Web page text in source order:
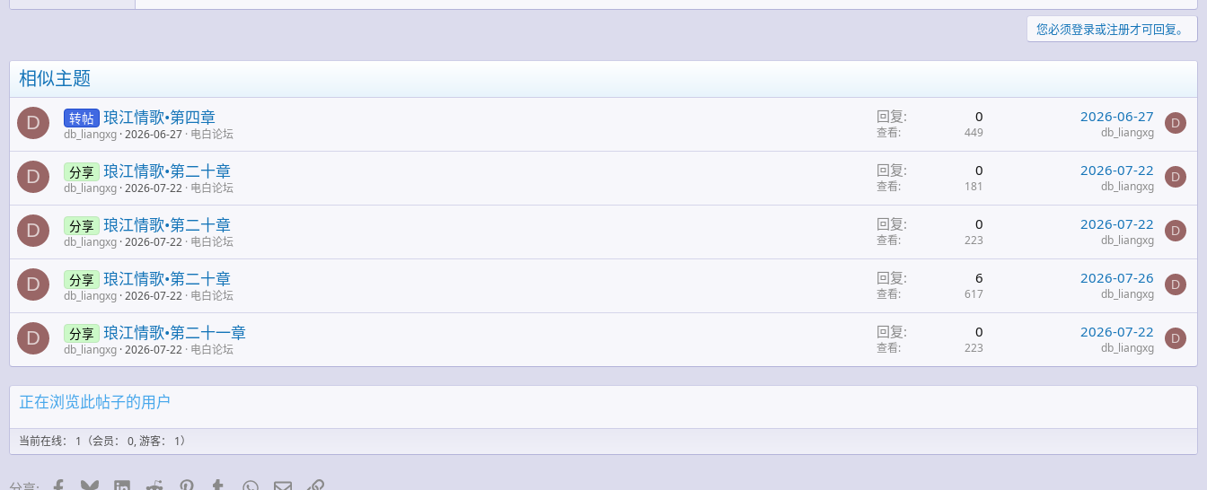
您必须登录或注册才可回复。
相似主题
D 转帖 琅江情歌•第四章
db_liangxg 2026-06-27 电白论坛
回复 0
查看 449
2026-06-27
db_liangxg
D
D 分享 琅江情歌•第二十章
db_liangxg 2026-07-22 电白论坛
回复 0
查看 181
2026-07-22
db_liangxg
D
D 分享 琅江情歌•第二十章
db_liangxg 2026-07-22 电白论坛
回复 0
查看 223
2026-07-22
db_liangxg
D
D 分享 琅江情歌•第二十章
db_liangxg 2026-07-22 电白论坛
回复 6
查看 617
2026-07-26
db_liangxg
D
D 分享 琅江情歌•第二十一章
db_liangxg 2026-07-22 电白论坛
回复 0
查看 223
2026-07-22
db_liangxg
D
正在浏览此帖子的用户
当前在线： 1（会员： 0, 游客： 1）
脸谱网蓝天 领英 Reddit Pinterest的
Tumblr WhatsApp
邮件 链接